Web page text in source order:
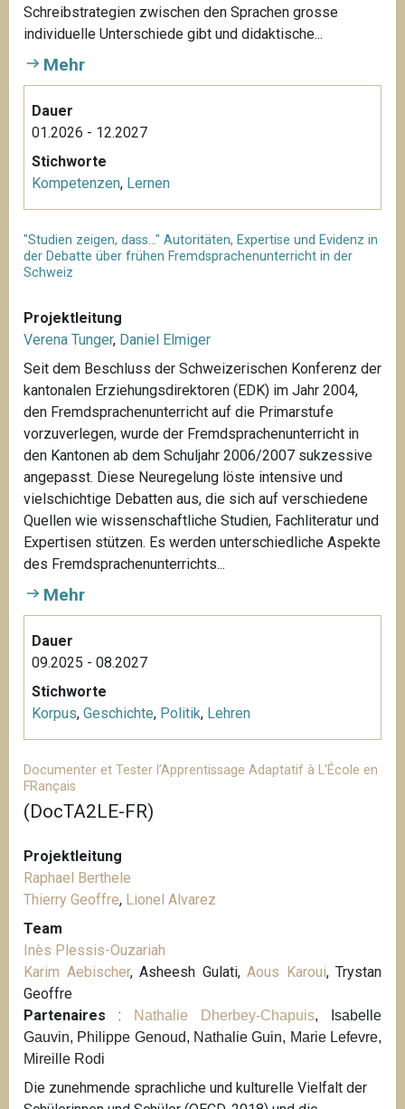
Schreibstrategien zwischen den Sprachen grosse
individuelle Unterschiede gibt und didaktische...
Mehr
Dauer
01.2026 - 12.2027
Stichworte
Kompetenzen, Lernen
"Studien zeigen, dass…" Autoritäten, Expertise und Evidenz in
der Debatte über frühen Fremdsprachenunterricht in der
Schweiz
Projektleitung
Verena Tunger, Daniel Elmiger
Seit dem Beschluss der Schweizerischen Konferenz der
kantonalen Erziehungsdirektoren (EDK) im Jahr 2004,
den Fremdsprachenunterricht auf die Primarstufe
vorzuverlegen, wurde der Fremdsprachenunterricht in
den Kantonen ab dem Schuljahr 2006/2007 sukzessive
angepasst. Diese Neuregelung löste intensive und
vielschichtige Debatten aus, die sich auf verschiedene
Quellen wie wissenschaftliche Studien, Fachliteratur und
Expertisen stützen. Es werden unterschiedliche Aspekte
des Fremdsprachenunterrichts...
Mehr
Dauer
09.2025 - 08.2027
Stichworte
Korpus, Geschichte, Politik, Lehren
Documenter et Tester l’Apprentissage Adaptatif à L'École en
FRançais
(DocTA2LE-FR)
Projektleitung
Raphael Berthele
Thierry Geoffre, Lionel Alvarez
Team
Inès Plessis-Ouzariah
Karim Aebischer, Asheesh Gulati, Aous Karoui, Trystan
Geoffre
Partenaires : Nathalie Dherbey-Chapuis, Isabelle
Gauvin, Philippe Genoud, Nathalie Guin, Marie Lefevre,
Mireille Rodi
Die zunehmende sprachliche und kulturelle Vielfalt der